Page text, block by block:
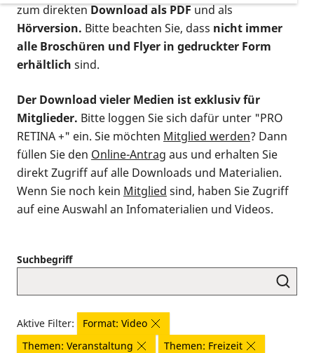
zum direktenDownload als PDFund als
Hörversion. Bitte beachten Sie, dass nicht immer
alle Broschüren und Flyer in gedruckter Form
erhältlich sind.
Der Download vieler Medien ist exklusiv für
Mitglieder. Bitte loggen Sie sich dafür unter "PRO
RETINA +" ein. Sie möchten Mitglied werden? Dann
füllen Sie den Online-Antrag aus und erhalten Sie
direkt Zugriff auf alle Downloads und Materialien.
Wenn Sie noch kein Mitglied sind, haben Sie Zugriff
auf eine Auswahl an Infomaterialien und Videos.
Suchbegriff
Aktive Filter:
Format: Video
Themen: Veranstaltung
Themen: Freizeit